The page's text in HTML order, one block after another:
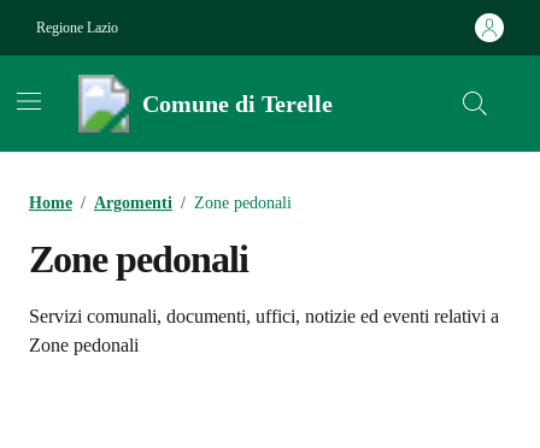
Regione Lazio
Comune di Terelle
Home / Argomenti / Zone pedonali
Zone pedonali
Dettagli dell'argomento
Servizi comunali, documenti, uffici, notizie ed eventi relativi a
Zone pedonali